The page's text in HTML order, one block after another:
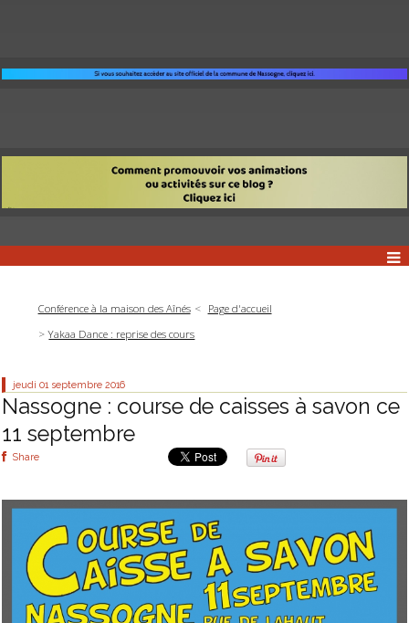
Conférence à la maison des Aînés
Page d'accueil
Yakaa Dance : reprise des cours
jeudi 01 septembre 2016
Nassogne : course de caisses à savon ce
11 septembre
Share